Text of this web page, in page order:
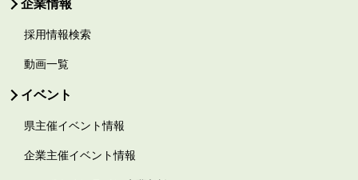
企業情報
採用情報検索
動画一覧
イベント
県主催イベント情報
企業主催イベント情報